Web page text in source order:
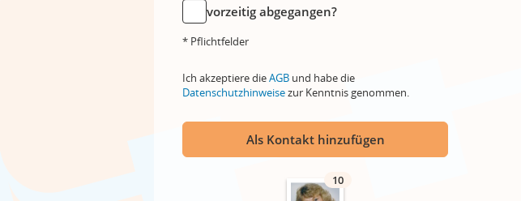
vorzeitig abgegangen?
* Pflichtfelder
Ich akzeptiere dieAGB und habe die
Datenschutzhinweisezur Kenntnis genommen.
Als Kontakt hinzufügen
10